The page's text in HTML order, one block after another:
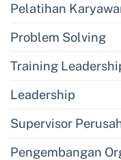
Pelatihan
Problem Solving
Training
Leadership
Supervisor
Pengembangan